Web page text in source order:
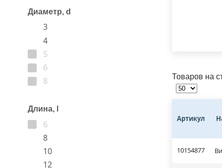
Диаметр, d
3
4
5
6
8
Длина, l
6
8
10
12
Товаров на
Артикул
10154877